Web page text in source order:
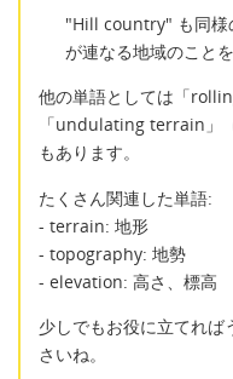
"Hill country" も同様
が連なる地域のことを
他の単語としては「
「undulating terrain」
もあります。
たくさん関連した単語:
- terrain: 地形
- topography: 地勢
- elevation: 高さ、標高
少しでもお役に立てれ
さいね。